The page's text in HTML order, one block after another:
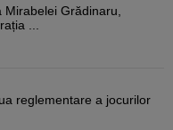
Mirabelei Grădinaru,
...
reglementare a jocurilor